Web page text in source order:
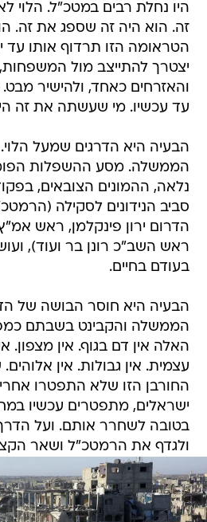
היו נחלת רבים במטכ"ל. הלוי
זה. הוא היה זה שספג את זה.
הטראומה הזו תרדוף אותו עד
יצטרך להתייצב מול
והאזרחים כאחד, ולהישיר
עד עכשיו. מי שעשתה את זה
הבעיה היא הדרגים שמעל
הממשלה. מסע ההשפלות
נלאה, ההמונים הצובאים,
סביב הנידונים לסקילה
הדרום ירון פינקלמן, ראש
ראש השב"כ רונן בר ועוד),
בעודם בחיים.
הבעיה היא חוסר הבושה של
הממשלה והקבינט בשבתם
האלה אין דם בגוף. אין מצפון.
עצמית. אין גבולות. אין
ישראלים, מתפטרים עכשיו
בטובה לשחרר אותם. ועל
ולגדף את הרמטכ"ל ושאר